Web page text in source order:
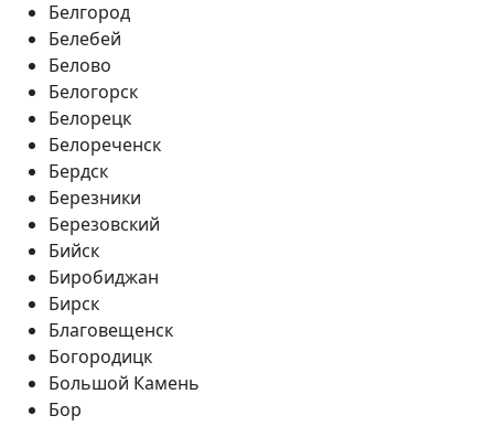
Белгород
Белебей
Белово
Белогорск
Белорецк
Белореченск
Бердск
Березники
Березовский
Бийск
Биробиджан
Бирск
Благовещенск
Богородицк
Большой Камень
Бор